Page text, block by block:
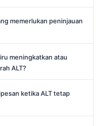
memerlukan peninjauan
meningkatkan atau
ALT?
ketika ALT tetap